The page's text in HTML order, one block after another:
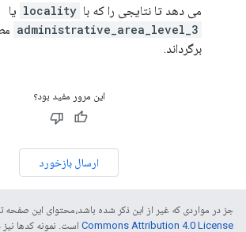
می دهد تا نتایجی را که با locality یا
administrative_area_level_3
برگرداند.
این مرور مفید بود؟
ارسال بازخورد
جز در مواردی که غیر از این ذکر شده باشد،‌محتوای این
Commons Attribution 4.0 License است. نمونه کدها نیز